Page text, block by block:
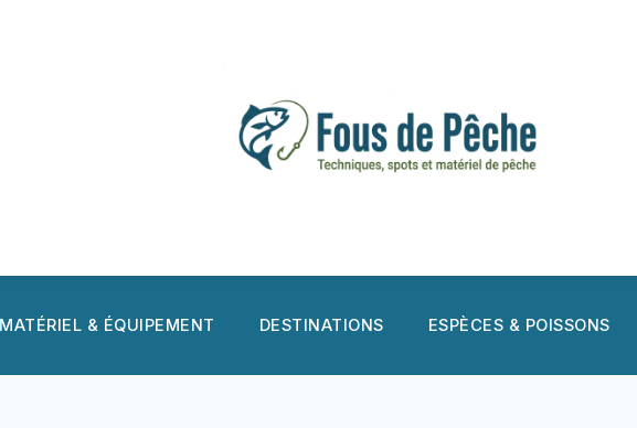
MATÉRIEL & ÉQUIPEMENT DESTINATIONS ESPÈCES & POISSONS